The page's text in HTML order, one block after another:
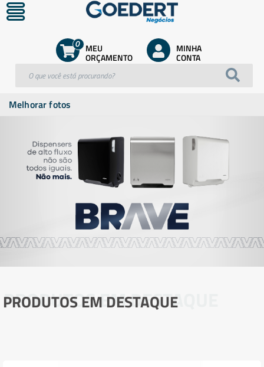
MEU
ORÇAMENTO
0 MINHA
CONTA
Melhorar fotos
PRODUTOS EM DESTAQUE
PRODUTOS EM DESTAQUE